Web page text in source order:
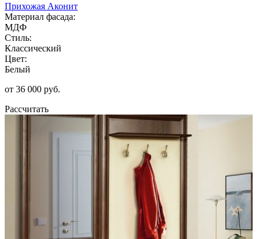
Прихожая Аконит
Материал фасада:
МДФ
Стиль:
Классический
Цвет:
Белый
от 36 000 руб.
Рассчитать